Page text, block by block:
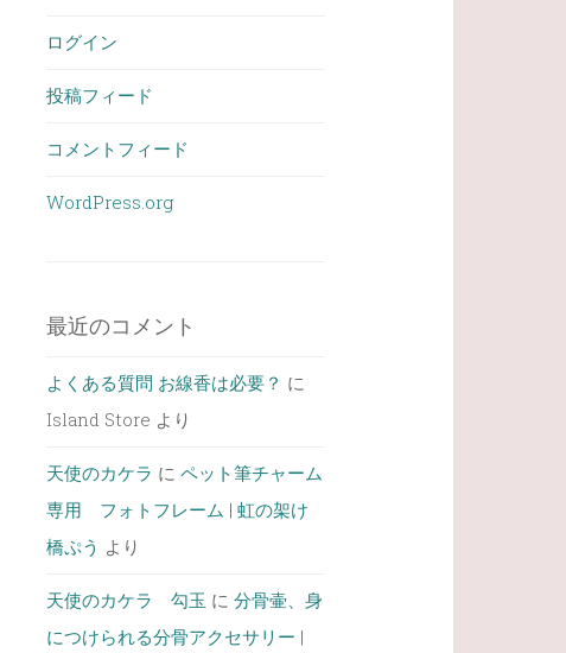
ログイン
投稿フィード
コメントフィード
WordPress.org
最近のコメント
よくある質問 お線香は必要？ に
Island Store より
天使のカケラ にペット筆チャーム
専用 フォトフレーム | 虹の架け
橋ぷう より
天使のカケラ 勾玉 に分骨壷、身
につけられる分骨アクセサリー |